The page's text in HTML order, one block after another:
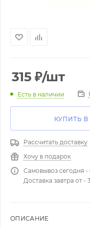
315 ₽/шт
Есть в наличии
КУПИТЬ В
Рассчитать доставку
Хочу в подарок
Самовывоз сегодня -
Доставка завтра от -
ОПИСАНИЕ